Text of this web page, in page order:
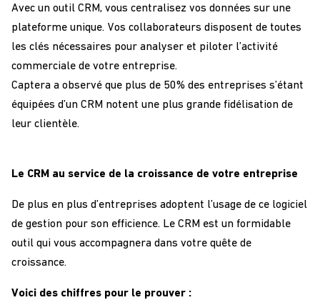
Avec un outil CRM, vous centralisez vos données sur une
plateforme unique. Vos collaborateurs disposent de toutes
les clés nécessaires pour analyser et piloter l’activité
commerciale de votre entreprise.
Captera a observé que plus de 50% des entreprises s’étant
équipées d’un CRM notent une plus grande fidélisation de
leur clientèle.
Le CRM au service de la croissance de votre entreprise
De plus en plus d’entreprises adoptent l’usage de ce logiciel
de gestion pour son efficience. Le CRM est un formidable
outil qui vous accompagnera dans votre quête de
croissance.
Voici des chiffres pour le prouver :